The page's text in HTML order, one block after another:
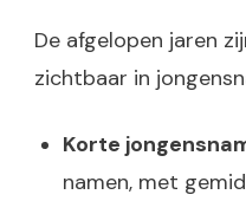
De afgelopen jaren
zichtbaar in
Korte
namen, met